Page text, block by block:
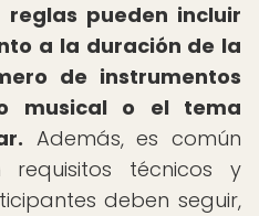
reglas pueden incluir
a la duración de la
de instrumentos
musical o el tema
Además, es común
técnicos y
deben seguir,